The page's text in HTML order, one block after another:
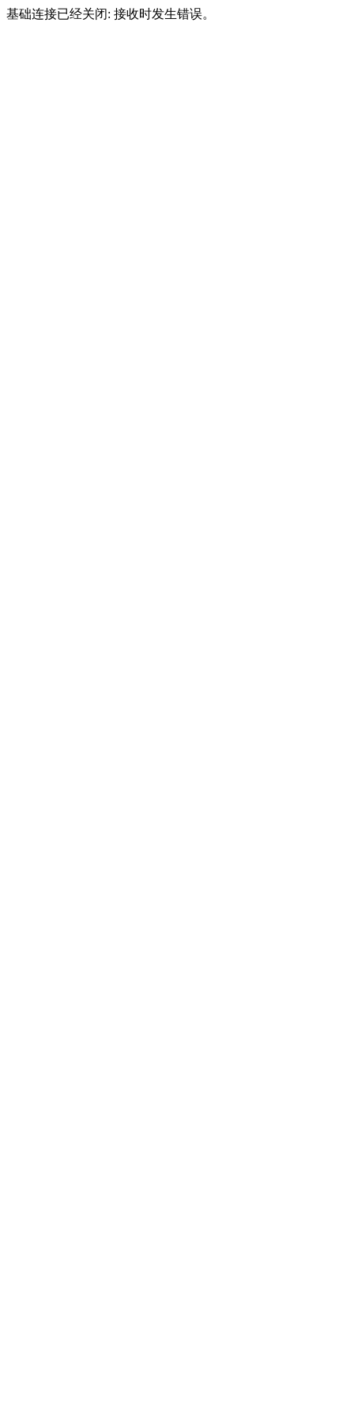
基础连接已经关闭: 接收时发生错误。